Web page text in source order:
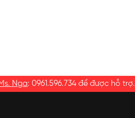
Nga: 0961.596.734 để được hỗ trợ.